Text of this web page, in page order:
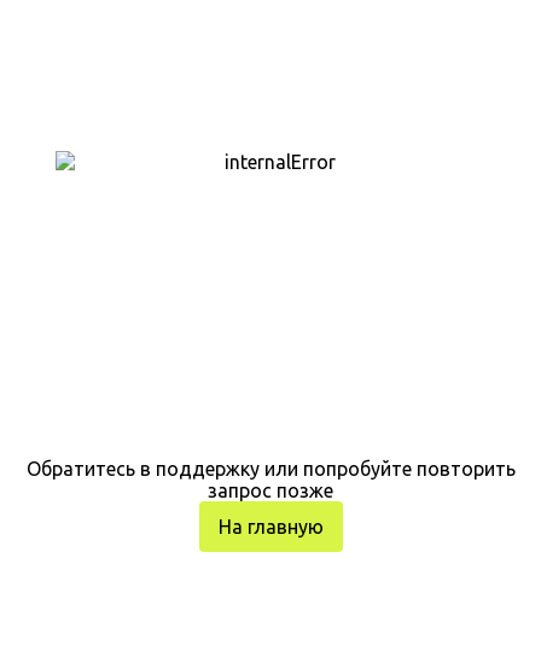
Обратитесь в поддержку или попробуйте повторить
запрос позже
На главную